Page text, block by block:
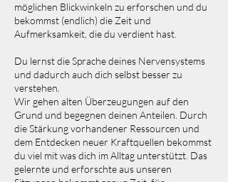
möglichen Blickwinkeln zu erforschen und du
bekommst (endlich) die Zeit und
Aufmerksamkeit, die du verdient hast.
Du lernst die Sprache deines Nervensystems
und dadurch auch dich selbst besser zu
verstehen.
Wir gehen alten Überzeugungen auf den
Grund und begegnen deinen Anteilen. Durch
die Stärkung vorhandener Ressourcen und
dem Entdecken neuer Kraftquellen bekommst
du viel mit was dich im Alltag unterstützt. Das
gelernte und erforschte aus unseren